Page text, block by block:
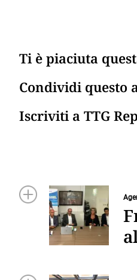
Ti è piaciuta
Condividi questo
Iscriviti a TTG